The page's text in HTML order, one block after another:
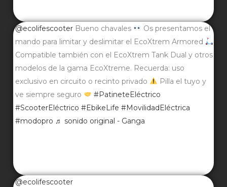
@ecolifescooter Bueno chavales
Os presentamos el
mando para limitar y deslimitar el EcoXtrem Armored
Compatible también con el EcoXtrem Tank Dual y otros
modelos de la gama EcoXtreme. Recuerda: uso
exclusivo en circuito o recinto privado
Pilla el tuyo y
ve siempre seguro
#PatineteEléctrico
#ScooterEléctrico #EbikeLife #MovilidadEléctrica
#modopro ♬ sonido original - Ganga
@ecolifescooter